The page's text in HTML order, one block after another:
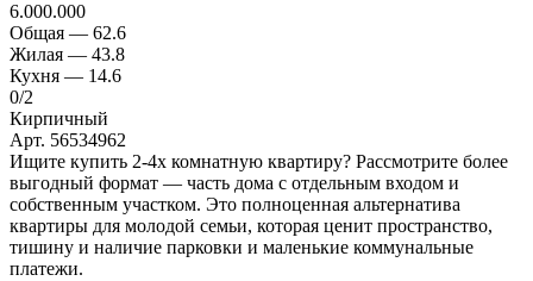
6.000.000
Общая — 62.6
Жилая — 43.8
Кухня — 14.6
0/2
Кирпичный
Арт. 56534962
Ищите купить 2-4х комнатную квартиру? Рассмотрите более
выгодный формат — часть дома с отдельным входом и
собственным участком. Это полноценная альтернатива
квартиры для молодой семьи, которая ценит пространство,
тишину и наличие парковки и маленькие коммунальные
платежи.